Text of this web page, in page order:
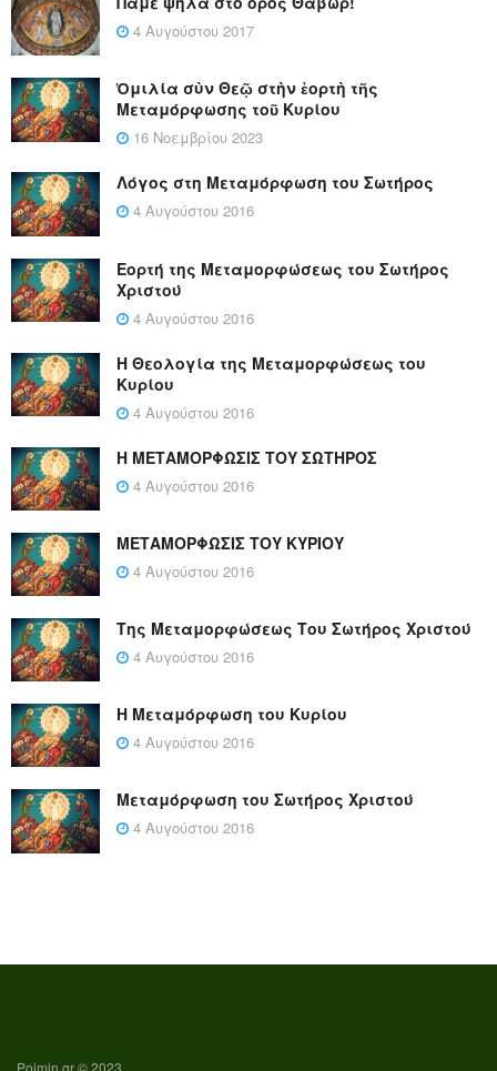
4 Αυγούστου 2017
Ὁμιλία σὺν Θεῷ στὴν ἑορτὴ τῆς
Μεταμόρφωσης τοῦ Κυρίου
16 Νοεμβρίου 2023
Λόγος στη Μεταμόρφωση του Σωτήρος
4 Αυγούστου 2016
Εορτή της Μεταμορφώσεως του Σωτήρος
Χριστού
4 Αυγούστου 2016
Η Θεολογία της Μεταμορφώσεως του
Κυρίου
4 Αυγούστου 2016
Η ΜΕΤΑΜΟΡΦΩΣΙΣ ΤΟΥ ΣΩΤΗΡΟΣ
4 Αυγούστου 2016
ΜΕΤΑΜΟΡΦΩΣΙΣ ΤΟΥ ΚΥΡΙΟΥ
4 Αυγούστου 2016
Της Μεταμορφώσεως Του Σωτήρος Χριστού
4 Αυγούστου 2016
Η Μεταμόρφωση του Κυρίου
4 Αυγούστου 2016
Μεταμόρφωση του Σωτήρος Χριστού
4 Αυγούστου 2016
Poimin.gr © 2023